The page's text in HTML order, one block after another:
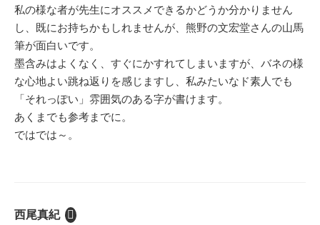
私の様な者が先生にオススメできるかどうか分かりません
し、既にお持ちかもしれませんが、熊野の文宏堂さんの山馬
筆が面白いです。
墨含みはよくなく、すぐにかすれてしまいますが、バネの様
な心地よい跳ね返りを感じますし、私みたいなド素人でも
「それっぽい」雰囲気のある字が書けます。
あくまでも参考までに。
ではでは～。
西尾真紀